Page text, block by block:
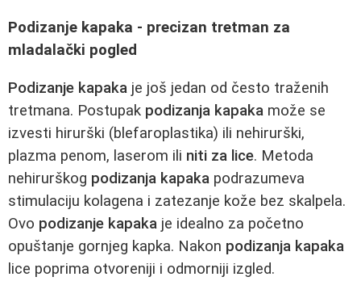
Podizanje kapaka - precizan tretman za
mladalački pogled
Podizanje kapaka je još jedan od često traženih
tretmana. Postupak podizanja kapaka može se
izvesti hirurški (blefaroplastika) ili nehirurški,
plazma penom, laserom ili niti za lice. Metoda
nehirurškog podizanja kapaka podrazumeva
stimulaciju kolagena i zatezanje kože bez skalpela.
Ovo podizanje kapaka je idealno za početno
opuštanje gornjeg kapka. Nakon podizanja kapaka
lice poprima otvoreniji i odmorniji izgled.